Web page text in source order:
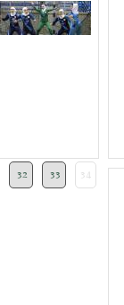
32 33 34